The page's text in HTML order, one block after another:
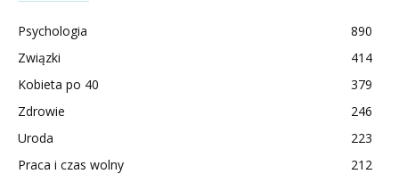
Psychologia
890
Związki
414
Kobieta po 40
379
Zdrowie
246
Uroda
223
Praca i czas wolny
212